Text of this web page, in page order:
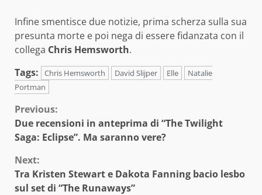
Infine smentisce due notizie, prima scherza sulla sua
presunta morte e poi nega di essere fidanzata con il
collega Chris Hemsworth.
Tags:
Chris Hemsworth David Slijper Elle
Natalie
Portman
Continue
Reading
Previous:
Due recensioni in anteprima di “The Twilight
Saga: Eclipse”. Ma saranno vere?
Next:
Tra Kristen Stewart e Dakota Fanning bacio lesbo
sul set di “The Runaways”